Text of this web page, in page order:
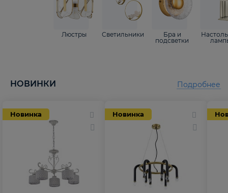
Люстры Светильники
Бра и
подсветки
НОВИНКИ
Новинка Новинка
Подробнее